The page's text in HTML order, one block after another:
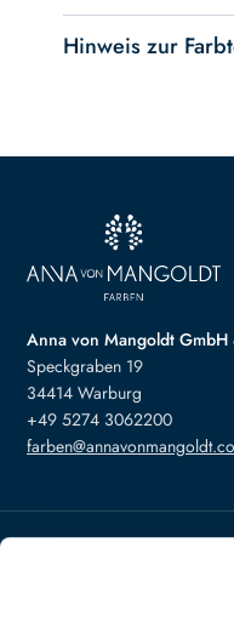
Hinweis zur
Anna von Mangoldt GmbH
Speckgraben 19
34414 Warburg
+49 5274 3062200